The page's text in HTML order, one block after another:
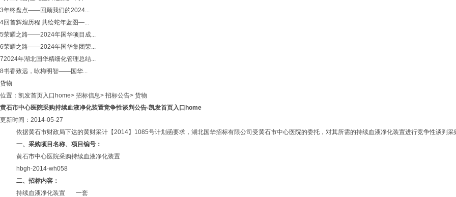
3年终盘点——回顾我们的2024...
4回首辉煌历程 共绘蛇年蓝图—...
5荣耀之路——2024年国华项目成...
6荣耀之路——2024年国华集团荣...
72024年湖北国华精细化管理总结...
8书香致远，咏梅明智——国华...
货物
位置： 凯发首页入口home> 招标信息> 招标公告> 货物
黄石市中心医院采购持续血液净化装置竞争性谈判公告-凯发首页入口home
更新时间：2014-05-27
依据黄石市财政局下达的黄财采计【2014】 1085号计划函要求，湖北国华招标有限公司受黄石市中心医院的委托，对其所需的持续血液净化装置进行竞争性谈判采
一、采购项目名称、项目编号：
黄石市中心医院采购持续血液净化装置
hbgh-2014-wh058
二、招标内容：
持续血液净化装置
一套